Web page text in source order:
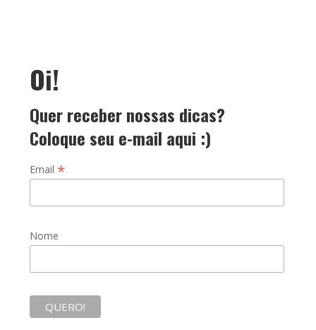
Oi!
Quer receber nossas dicas?
Coloque seu e-mail aqui :)
Email *
Nome